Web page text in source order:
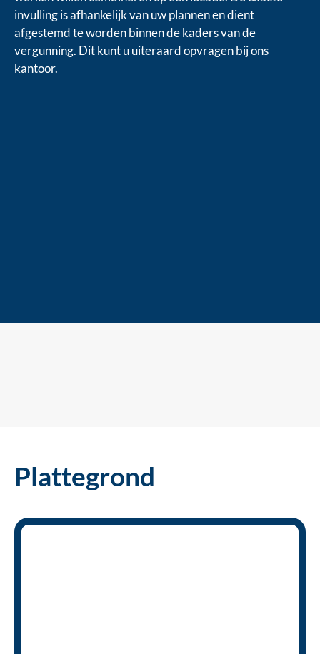
invulling is afhankelijk van uw plannen en dient
afgestemd te worden binnen de kaders van de
vergunning. Dit kunt u uiteraard opvragen bij ons
kantoor.
Plattegrond